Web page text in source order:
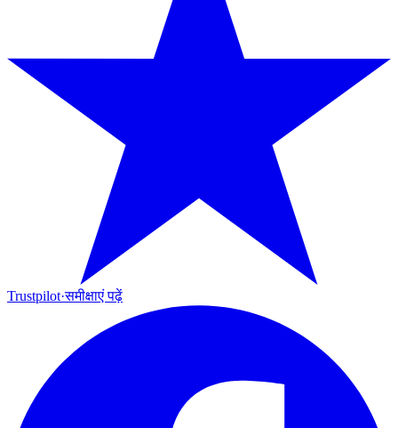
Trustpilot·समीक्षाएं पढ़ें